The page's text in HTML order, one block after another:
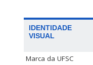
IDENTIDADE
VISUAL
Marca da UFSC